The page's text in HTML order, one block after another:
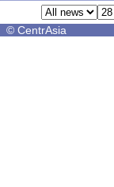
© CentrAsia